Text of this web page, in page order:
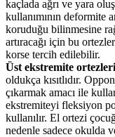
kaçlada ağrı ve yara
kullanımının deformite
koruduğu bilinmesine
artıracağı için bu
korse tercih edilebilir.
Üst ekstremite
oldukça kısıtlıdır.
çıkarmak amacı ile
ekstremiteyi fleksiyon
kullanılır. El ortezi
nedenle sadece okulda